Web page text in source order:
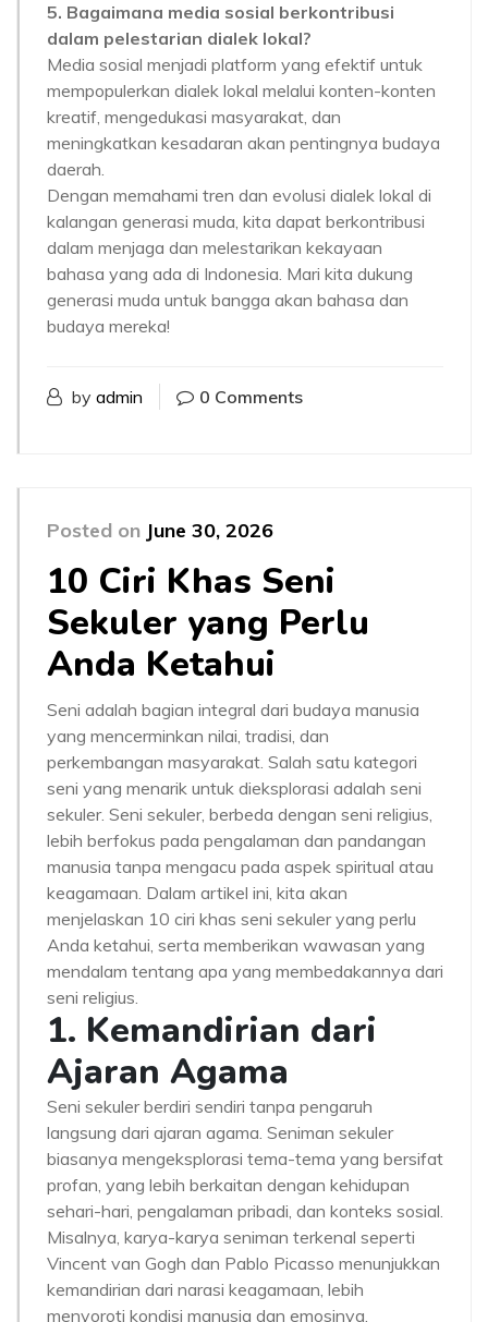
5. Bagaimana media sosial berkontribusi
dalam pelestarian dialek lokal?
Media sosial menjadi platform yang efektif untuk
mempopulerkan dialek lokal melalui konten-konten
kreatif, mengedukasi masyarakat, dan
meningkatkan kesadaran akan pentingnya budaya
daerah.
Dengan memahami tren dan evolusi dialek lokal di
kalangan generasi muda, kita dapat berkontribusi
dalam menjaga dan melestarikan kekayaan
bahasa yang ada di Indonesia. Mari kita dukung
generasi muda untuk bangga akan bahasa dan
budaya mereka!
by admin 0 Comments
Posted on June 30, 2026
10 Ciri Khas Seni
Sekuler yang Perlu
Anda Ketahui
Seni adalah bagian integral dari budaya manusia
yang mencerminkan nilai, tradisi, dan
perkembangan masyarakat. Salah satu kategori
seni yang menarik untuk dieksplorasi adalah seni
sekuler. Seni sekuler, berbeda dengan seni religius,
lebih berfokus pada pengalaman dan pandangan
manusia tanpa mengacu pada aspek spiritual atau
keagamaan. Dalam artikel ini, kita akan
menjelaskan 10 ciri khas seni sekuler yang perlu
Anda ketahui, serta memberikan wawasan yang
mendalam tentang apa yang membedakannya dari
seni religius.
1. Kemandirian dari
Ajaran Agama
Seni sekuler berdiri sendiri tanpa pengaruh
langsung dari ajaran agama. Seniman sekuler
biasanya mengeksplorasi tema-tema yang bersifat
profan, yang lebih berkaitan dengan kehidupan
sehari-hari, pengalaman pribadi, dan konteks sosial.
Misalnya, karya-karya seniman terkenal seperti
Vincent van Gogh dan Pablo Picasso menunjukkan
kemandirian dari narasi keagamaan, lebih
menyoroti kondisi manusia dan emosinya.